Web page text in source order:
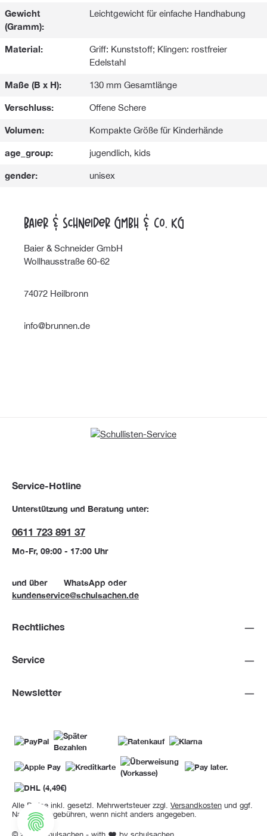
Gewicht
(Gramm):
Leichtgewicht für einfache Handhabung
Material:
Griff: Kunststoff; Klingen: rostfreier
Edelstahl
Maße (B x H): 130 mm Gesamtlänge
Verschluss: Offene Schere
Volumen: Kompakte Größe für Kinderhände
age_group: jugendlich, kids
gender: unisex
Baier & Schneider GmbH & Co. KG
Baier & Schneider GmbH
Wollhausstraße 60-62
74072 Heilbronn
info@brunnen.de
Service-Hotline
Unterstützung und Beratung unter:
0611 723 891 37
Mo-Fr, 09:00 - 17:00 Uhr
und über WhatsApp oder
kundenservice@schulsachen.de
Rechtliches
Service
Newsletter
Alle Preise inkl. gesetzl. Mehrwertsteuer zzgl. Versandkosten und ggf.
Nachnahmegebühren, wenn nicht anders angegeben.